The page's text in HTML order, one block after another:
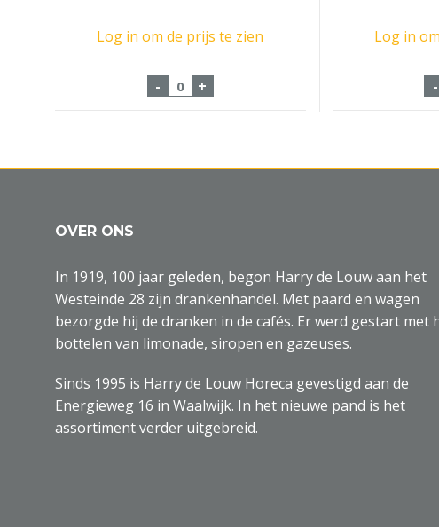
Log in om de prijs te zien
- Chocomel Vol Nutricia 12x100cl pak
+
Log in
-
OVER ONS
In 1919, 100 jaar geleden, begon Harry de Louw aan het
Westeinde 28 zijn drankenhandel. Met paard en wagen
bezorgde hij de dranken in de cafés. Er werd gestart met
bottelen van limonade, siropen en gazeuses.
Sinds 1995 is Harry de Louw Horeca gevestigd aan de
Energieweg 16 in Waalwijk. In het nieuwe pand is het
assortiment verder uitgebreid.